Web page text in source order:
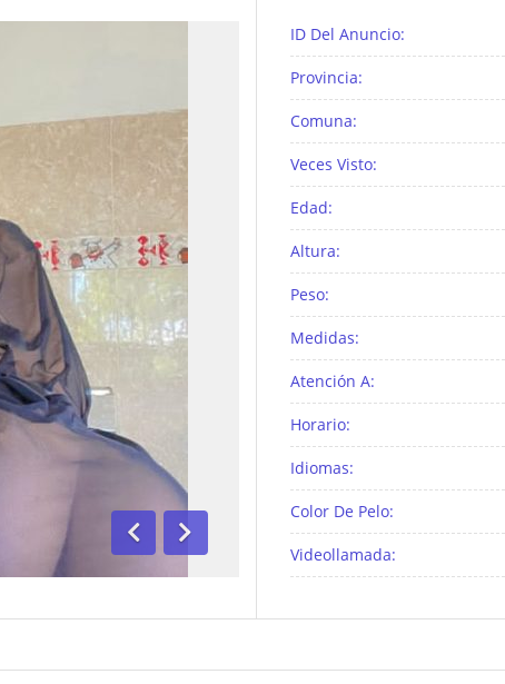
AnteriorSiguiente
ID Del Anuncio:
Provincia:
Comuna:
Veces Visto:
Edad:
Altura:
Peso:
Medidas:
Atención A:
Horario:
Idiomas:
Color De Pelo:
Videollamada: